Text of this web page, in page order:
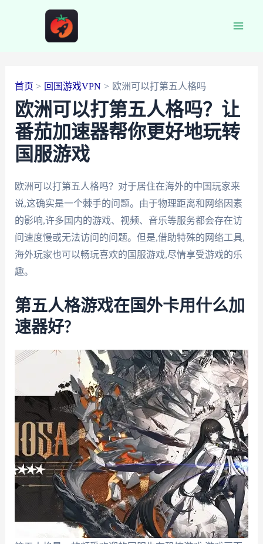
首页 回国游戏VPN 欧洲可以打第五人格吗
欧洲可以打第五人格吗？让
番茄加速器帮你更好地玩转
国服游戏
欧洲可以打第五人格吗？对于居住在海外的中国玩家来
说,这确实是一个棘手的问题。由于物理距离和网络因素
的影响,许多国内的游戏、视频、音乐等服务都会存在访
问速度慢或无法访问的问题。但是,借助特殊的网络工具,
海外玩家也可以畅玩喜欢的国服游戏,尽情享受游戏的乐
趣。
第五人格游戏在国外卡用什么加
速器好?